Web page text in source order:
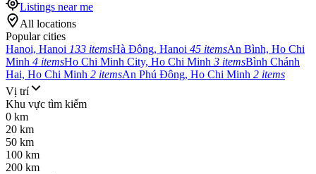
Listings near me
All locations
Popular cities
Hanoi, Hanoi 133 itemsHà Đông, Hanoi 45 itemsAn Bình, Ho Chi
Minh 4 itemsHo Chi Minh City, Ho Chi Minh 3 itemsBình Chánh
Hai, Ho Chi Minh 2 itemsAn Phú Đông, Ho Chi Minh 2 items
Vị trí
Khu vực tìm kiếm
0 km
20 km
50 km
100 km
200 km